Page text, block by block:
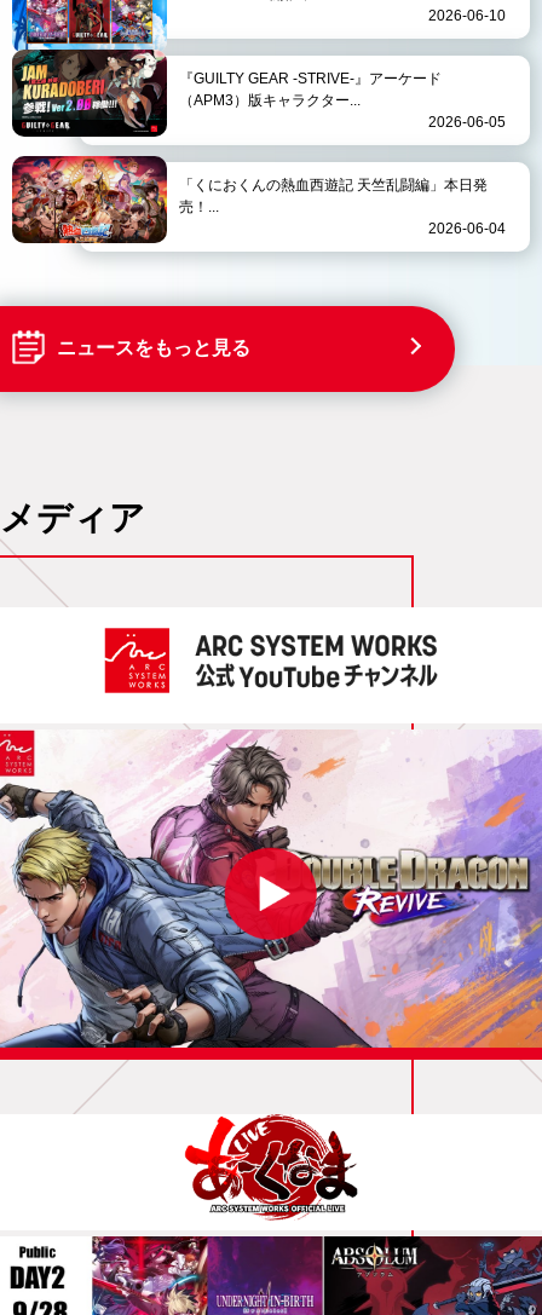
2026-06-10
『GUILTY GEAR -STRIVE-』アーケード
（APM3）版キャラクター...
2026-06-05
「くにおくんの熱血西遊記 天竺乱闘編」本日発
売！...
2026-06-04
ニュースをもっと見る
メディア